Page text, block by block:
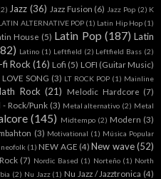
Jazz (36) Jazz Fusion (6) Jazz Pop (2) K
ALTERNATIVE POP (1) Latin Hip Hop (1)
House (5) Latin Pop (187) Latin
Latino (1) Leftfield (2) Leftfield Bass (2)
fi Rock (16) Lofi (5) LOFI (Guitar Music)
LOVE SONG (3) LT ROCK POP (1) Mainline
Rock (21) Melodic Hardcore (7)
- Rock/Punk (3) Metal alternativo (2) Metal
(145) Midtempo (2) Modern (3)
(3) Motivational (1) Música Popular
neofolk (1) NEW AGE (4) New wave (52)
(7) Nordic Based (1) Norteño (1) North
(2) Nu Jazz (1) Nu Jazz / Jazztronica (4)